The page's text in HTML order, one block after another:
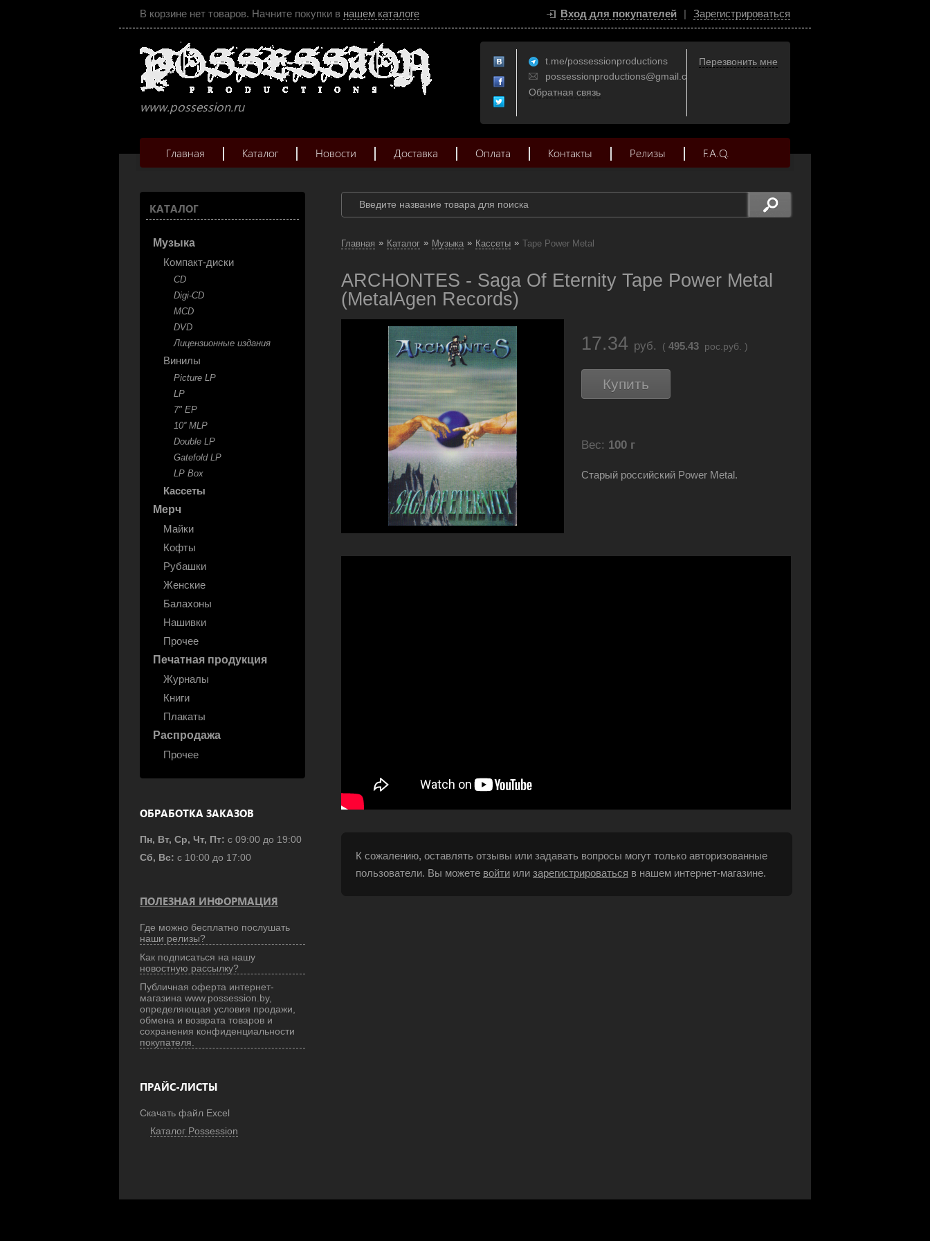
В корзине нет товаров. Начните покупки в нашем каталоге Вход для покупателей | Зарегистрироваться
www.possession.ru
t.me/possessionproductions
possessionproductions@gmail.com
Обратная связь
Перезвонить мне
Главная Каталог Новости Доставка Оплата Контакты Релизы F.A.Q.
КАТАЛОГ
Музыка
Компакт-диски
CD
Digi-CD
MCD
DVD
Лицензионные издания
Винилы
Picture LP
LP
7" EP
10'' MLP
Double LP
Gatefold LP
LP Box
Кассеты
Мерч
Майки
Кофты
Рубашки
Женские
Балахоны
Нашивки
Прочее
Печатная продукция
Журналы
Книги
Плакаты
Распродажа
Прочее
ОБРАБОТКА ЗАКАЗОВ
Пн, Вт, Ср, Чт, Пт: с 09:00 до 19:00
Сб, Вс: с 10:00 до 17:00
ПОЛЕЗНАЯ ИНФОРМАЦИЯ
Где можно бесплатно послушать
наши релизы?
Как подписаться на нашу
новостную рассылку?
Публичная оферта интернет-
магазина www.possession.by,
определяющая условия продажи,
обмена и возврата товаров и
сохранения конфиденциальности
покупателя.
ПРАЙС-ЛИСТЫ
Скачать файл Excel
Каталог Possession
Главная » Каталог » Музыка » Кассеты » Tape Power Metal
ARCHONTES - Saga Of Eternity Tape Power Metal
(MetalAgen Records)
17.34 руб. ( 495.43 рос.руб. )
Купить
Вес: 100 г
Старый российский Power Metal.
К сожалению, оставлять отзывы или задавать вопросы могут только авторизованные
пользователи. Вы можете войти или зарегистрироваться в нашем интернет-магазине.